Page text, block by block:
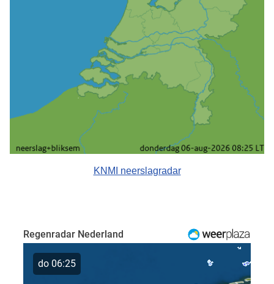
KNMI neerslagradar